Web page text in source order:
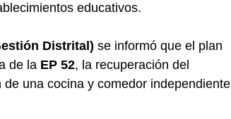
educativos.
Distrital) se informó que el plan
de la EP 52, la recuperación del
de una cocina y comedor independiente